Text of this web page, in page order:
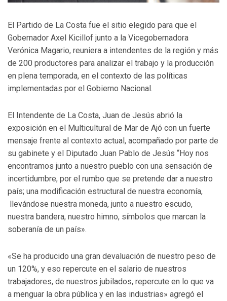
El Partido de La Costa fue el sitio elegido para que el
Gobernador Axel Kicillof junto a la Vicegobernadora
Verónica Magario, reuniera a intendentes de la región y más
de 200 productores para analizar el trabajo y la producción
en plena temporada, en el contexto de las políticas
implementadas por el Gobierno Nacional.
El Intendente de La Costa, Juan de Jesús abrió la
exposición en el Multicultural de Mar de Ajó con un fuerte
mensaje frente al contexto actual, acompañado por parte de
su gabinete y el Diputado Juan Pablo de Jesús “Hoy nos
encontramos junto a nuestro pueblo con una sensación de
incertidumbre, por el rumbo que se pretende dar a nuestro
país; una modificación estructural de nuestra economía,
llevándose nuestra moneda, junto a nuestro escudo,
nuestra bandera, nuestro himno, símbolos que marcan la
soberanía de un país».
«Se ha producido una gran devaluación de nuestro peso de
un 120%, y eso repercute en el salario de nuestros
trabajadores, de nuestros jubilados, repercute en lo que va
a menguar la obra pública y en las industrias» agregó el